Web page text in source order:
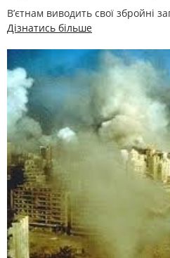
В’єтнам виводить свої збройні
Дізнатись більше